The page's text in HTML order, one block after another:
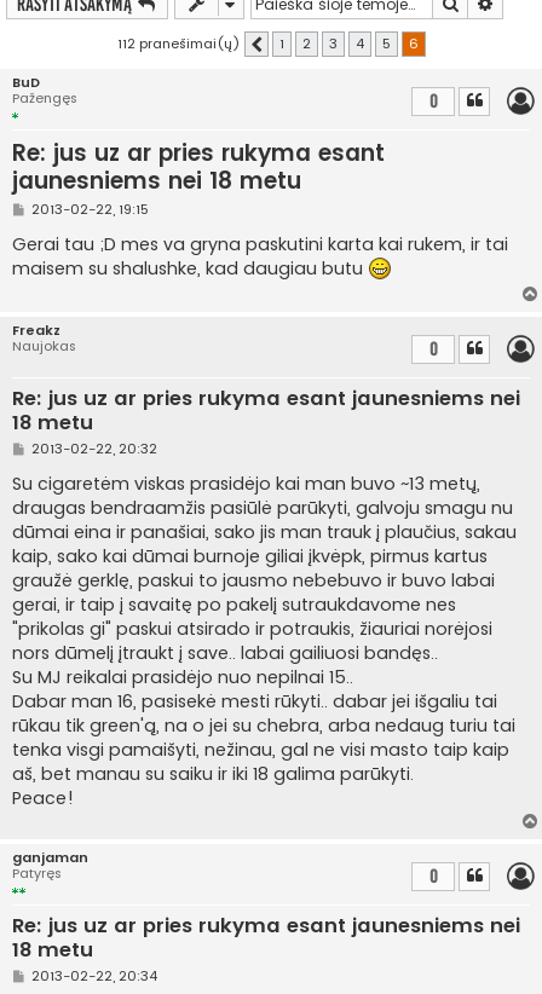
Rašyti atsakymą
112 pranešimai(ų) Ankstesnis
1 2 3 4 5
6
BuD
Pažengęs
Re: jus uz ar pries rukyma esant
jaunesniems nei 18 metu
0
S
a
n
d
i
n
2013-02-22, 19:15
Gerai tau ;D mes va gryna paskutini karta kai rukem, ir tai
maisem su shalushke, kad daugiau butu
Freakz
Naujokas
Re: jus uz ar pries rukyma esant jaunesniems nei
18 metu
0
S
a
n
d
a
r
t
i
n
ė
2013-02-22, 20:32
Su cigaretėm viskas prasidėjo kai man buvo ~13 metų,
draugas bendraamžis pasiūlė parūkyti, galvoju smagu nu
dūmai eina ir panašiai, sako jis man trauk į plaučius, sakau
kaip, sako kai dūmai burnoje giliai įkvėpk, pirmus kartus
graužė gerklę, paskui to jausmo nebebuvo ir buvo labai
gerai, ir taip į savaitę po pakelį sutraukdavome nes
"prikolas gi" paskui atsirado ir potraukis, žiauriai norėjosi
nors dūmelį įtraukt į save.. labai gailiuosi bandęs..
Su MJ reikalai prasidėjo nuo nepilnai 15..
Dabar man 16, pasisekė mesti rūkyti.. dabar jei išgaliu tai
rūkau tik green'ą, na o jei su chebra, arba nedaug turiu tai
tenka visgi pamaišyti, nežinau, gal ne visi masto taip kaip
aš, bet manau su saiku ir iki 18 galima parūkyti.
Peace!
ganjaman
Patyręs
Re: jus uz ar pries rukyma esant jaunesniems nei
18 metu
0
S2013-02-22, 20:34